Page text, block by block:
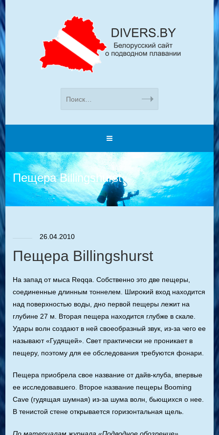
Пещера Billingshurst
26.04.2010
Пещера Billingshurst
На запад от мыса Reqqa. Собственно это две пещеры,
соединенные длинным тоннелем. Широкий вход находится
над поверхностью воды, дно первой пещеры лежит на
глубине 27 м. Вторая пещера находится глубже в скале.
Удары волн создают в ней своеобразный звук, из-за чего ее
называют «Гудящей». Свет практически не проникает в
пещеру, поэтому для ее обследования требуются фонари.
Пещера приобрела свое название от дайв-клуба, впервые
ее исследовавшего. Второе название пещеры Booming
Cave (гудящая шумная) из-за шума волн, бьющихся о нее.
В тенистой стене открывается горизонтальная щель.